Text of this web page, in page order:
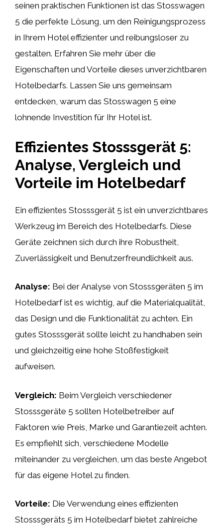
seinen praktischen Funktionen ist das Stosswagen
5 die perfekte Lösung, um den Reinigungsprozess
in Ihrem Hotel effizienter und reibungsloser zu
gestalten. Erfahren Sie mehr über die
Eigenschaften und Vorteile dieses unverzichtbaren
Hotelbedarfs. Lassen Sie uns gemeinsam
entdecken, warum das Stosswagen 5 eine
lohnende Investition für Ihr Hotel ist.
Effizientes Stosssgerät 5:
Analyse, Vergleich und
Vorteile im Hotelbedarf
Ein effizientes Stosssgerät 5 ist ein unverzichtbares
Werkzeug im Bereich des Hotelbedarfs. Diese
Geräte zeichnen sich durch ihre Robustheit,
Zuverlässigkeit und Benutzerfreundlichkeit aus.
Analyse: Bei der Analyse von Stosssgeräten 5 im
Hotelbedarf ist es wichtig, auf die Materialqualität,
das Design und die Funktionalität zu achten. Ein
gutes Stosssgerät sollte leicht zu handhaben sein
und gleichzeitig eine hohe Stoßfestigkeit
aufweisen.
Vergleich: Beim Vergleich verschiedener
Stosssgeräte 5 sollten Hotelbetreiber auf
Faktoren wie Preis, Marke und Garantiezeit achten.
Es empfiehlt sich, verschiedene Modelle
miteinander zu vergleichen, um das beste Angebot
für das eigene Hotel zu finden.
Vorteile: Die Verwendung eines effizienten
Stosssgeräts 5 im Hotelbedarf bietet zahlreiche